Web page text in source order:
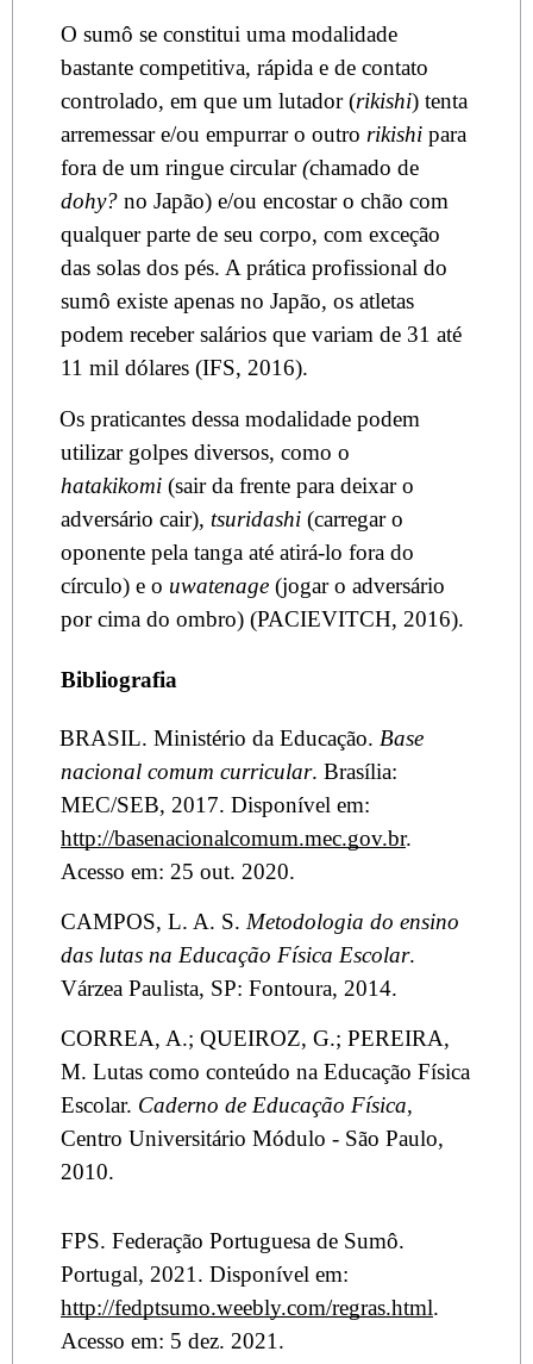
O sumô se constitui uma modalidade
bastante competitiva, rápida e de contato
controlado, em que um lutador (rikishi) tenta
arremessar e/ou empurrar o outro rikishi para
fora de um ringue circular(chamado de
dohy? no Japão) e/ou encostar o chão com
qualquer parte de seu corpo, com exceção
das solas dos pés. A prática profissional do
sumô existe apenas no Japão, os atletas
podem receber salários que variam de 31 até
11 mil dólares (IFS, 2016).
Os praticantes dessa modalidade podem
utilizar golpes diversos, como o
hatakikomi (sair da frente para deixar o
adversário cair), tsuridashi (carregar o
oponente pela tanga até atirá-lo fora do
círculo) e o uwatenage (jogar o adversário
por cima do ombro) (PACIEVITCH, 2016).
Bibliografia
BRASIL. Ministério da Educação. Base
nacional comum curricular. Brasília:
MEC/SEB, 2017. Disponível em:
http://basenacionalcomum.mec.gov.br.
Acesso em: 25 out. 2020.
CAMPOS, L. A. S. Metodologia do ensino
das lutas na Educação Física Escolar.
Várzea Paulista, SP: Fontoura, 2014.
CORREA, A.; QUEIROZ, G.; PEREIRA,
M. Lutas como conteúdo na Educação Física
Escolar. Caderno de Educação Física,
Centro Universitário Módulo - São Paulo,
2010.
FPS. Federação Portuguesa de Sumô.
Portugal, 2021. Disponível em:
http://fedptsumo.weebly.com/regras.html.
Acesso em: 5 dez. 2021.